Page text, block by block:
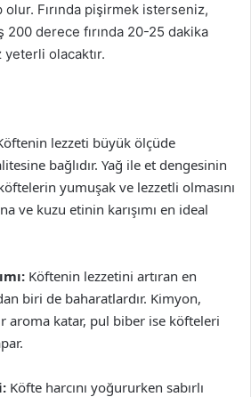
olur. Fırında pişirmek isterseniz,
200 derece fırında 20-25 dakika
olacaktır.
lezzeti büyük ölçüde
bağlıdır. Yağ ile et dengesinin
yumuşak ve lezzetli olmasını
ve kuzu etinin karışımı en ideal
Köftenin lezzetini artıran en
biri de baharatlardır. Kimyon,
aroma katar, pul biber ise köfteleri
Köfte harcını yoğururken sabırlı